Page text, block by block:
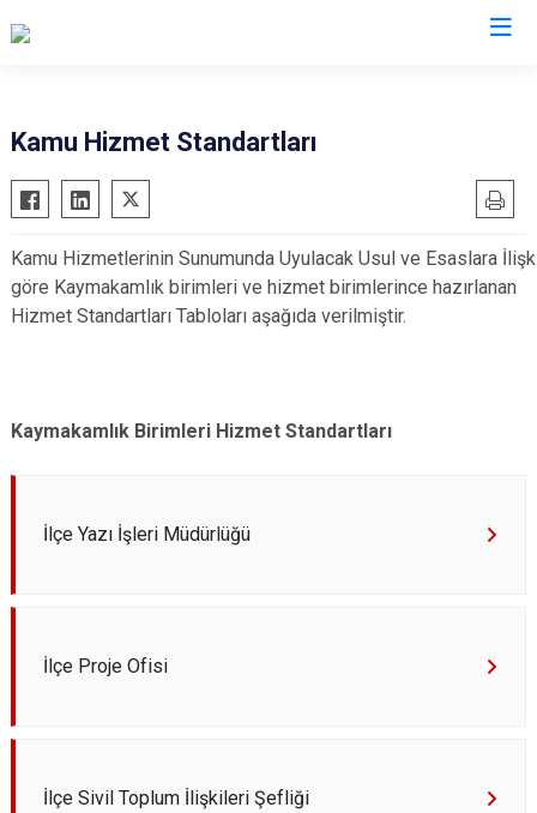
Akçakale
Birecik
Bozova
Ceylanpınar
Viranşehir
Haliliye
Kamu Hizmet Standartları
Kamu Hizmetlerinin Sunumunda Uyulacak Usul ve Esaslara
göre Kaymakamlık birimleri ve hizmet birimlerince hazırlanan
Hizmet Standartları Tabloları aşağıda verilmiştir.
Kaymakamlık Birimleri Hizmet Standartları
İlçe Yazı İşleri Müdürlüğü
İlçe Proje Ofisi
İlçe Sivil Toplum İlişkileri Şefliği